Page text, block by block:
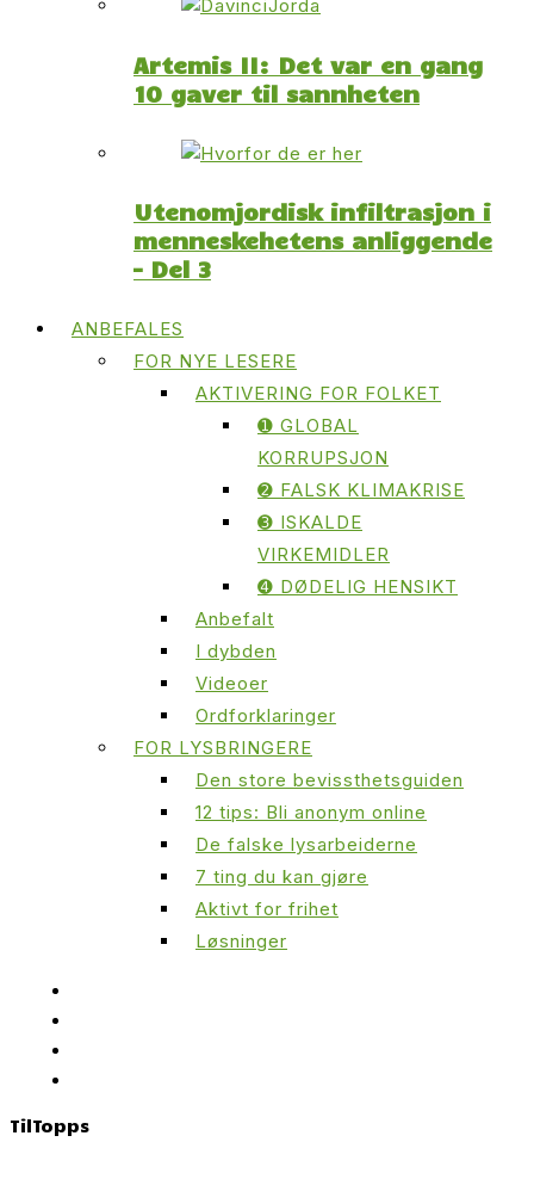
Artemis II: Det var en gang
10 gaver til sannheten
Utenomjordisk infiltrasjon i
menneskehetens anliggende
– Del 3
ANBEFALES
FOR NYE LESERE
AKTIVERING FOR FOLKET
➊ GLOBAL
KORRUPSJON
➋ FALSK KLIMAKRISE
➌ ISKALDE
VIRKEMIDLER
➍ DØDELIG HENSIKT
Anbefalt
I dybden
Videoer
Ordforklaringer
FOR LYSBRINGERE
Den store bevissthetsguiden
12 tips: Bli anonym online
De falske lysarbeiderne
7 ting du kan gjøre
Aktivt for frihet
Løsninger
TilTopps